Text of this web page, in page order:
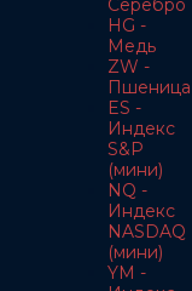
Серебро
HG -
Медь
ZW -
Пшеница
ES -
Индекс
S&P
(мини)
NQ -
Индекс
NASDAQ
(мини)
YM -